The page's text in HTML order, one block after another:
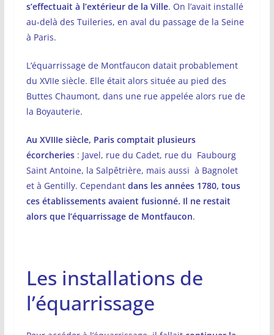
s’effectuait à l’extérieur de la Ville. On l’avait installé
au-delà des Tuileries, en aval du passage de la Seine
à Paris.
L’équarrissage de Montfaucon datait probablement
du XVIIe siècle. Elle était alors située au pied des
Buttes Chaumont, dans une rue appelée alors rue de
la Boyauterie.
Au XVIIIe siècle, Paris comptait plusieurs
écorcheries: Javel, rue du Cadet, rue du Faubourg
Saint Antoine, la Salpêtrière, mais aussi à Bagnolet
et à Gentilly. Cependant dans les années 1780, tous
ces établissements avaient fusionné. Il ne restait
alors que l’équarrissage de Montfaucon.
Les installations de
l’équarrissage